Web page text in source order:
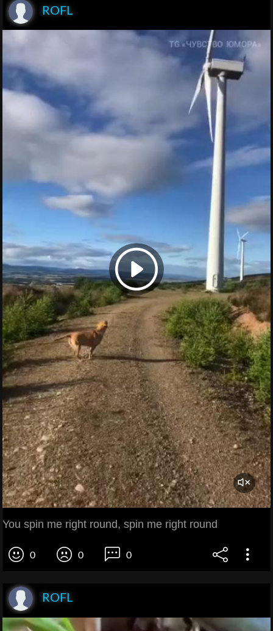
ROFL
You spin me right round, spin me right round
0 0 0
ROFL